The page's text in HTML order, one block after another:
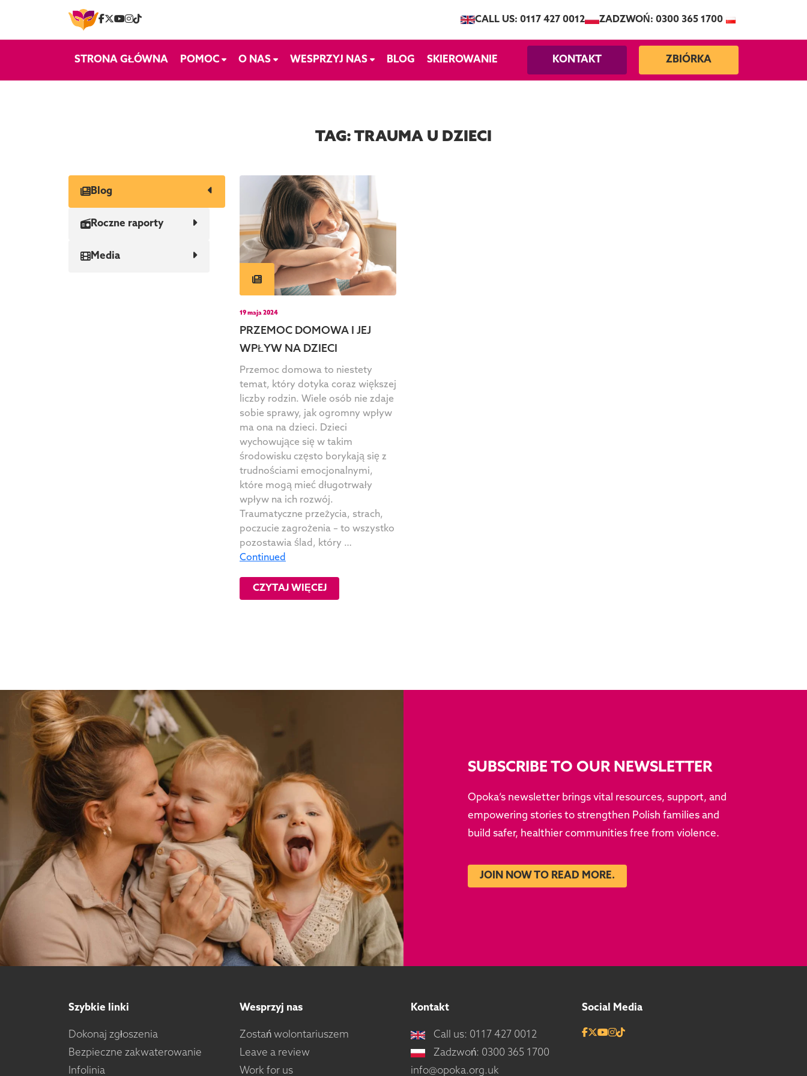
CALL US: 0117 427 0012
ZADZWOŃ: 0300 365 1700
STRONA GŁÓWNA POMOC O NAS WESPRZYJ NAS BLOG SKIEROWANIE KONTAKT ZBIÓRKA
TAG: TRAUMA U DZIECI
Blog
Roczne raporty
Media
19 maja 2024
PRZEMOC DOMOWA I JEJ
WPŁYW NA DZIECI
Przemoc domowa to niestety
temat, który dotyka coraz większej
liczby rodzin. Wiele osób nie zdaje
sobie sprawy, jak ogromny wpływ
ma ona na dzieci. Dzieci
wychowujące się w takim
środowisku często borykają się z
trudnościami emocjonalnymi,
które mogą mieć długotrwały
wpływ na ich rozwój.
Traumatyczne przeżycia, strach,
poczucie zagrożenia – to wszystko
pozostawia ślad, który …
Continued
CZYTAJ WIĘCEJ
SUBSCRIBE TO OUR NEWSLETTER
Opoka’s newsletter brings vital resources, support, and
empowering stories to strengthen Polish families and
build safer, healthier communities free from violence.
JOIN NOW TO READ MORE.
Szybkie linki
Dokonaj zgłoszenia
Bezpieczne zakwaterowanie
Infolinia
Wesprzyj nas
Zostań wolontariuszem
Leave a review
Work for us
Kontakt
Call us: 0117 427 0012
Zadzwoń: 0300 365 1700
info@opoka.org.uk
Social Media